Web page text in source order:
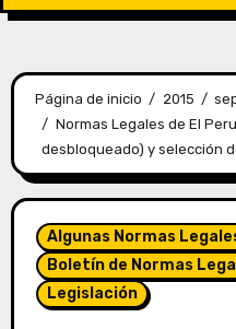
Página de inicio 2015
Normas Legales de El
desbloqueado) y selección
Algunas Normas
Boletín de Normas
Legislación